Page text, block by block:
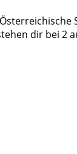
dir bei 2